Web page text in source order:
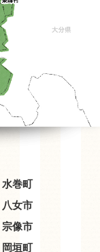
水巻町
八女市
宗像市
岡垣町